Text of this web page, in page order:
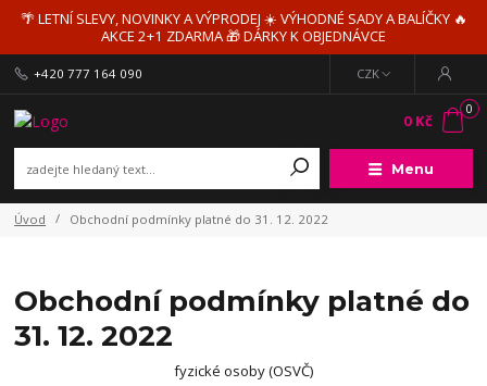
🌴 LETNÍ SLEVY, NOVINKY A VÝPRODEJ ☀️ VÝHODNÉ SADY A BALÍČKY 🔥
AKCE 2+1 ZDARMA 🎁 DÁRKY K OBJEDNÁVCE
Menu
CZK
+420 777 164 090
0
0 Kč
Úvod Obchodní podmínky platné do 31. 12. 2022
Obchodní podmínky platné do
31. 12. 2022
fyzické osoby (OSVČ)